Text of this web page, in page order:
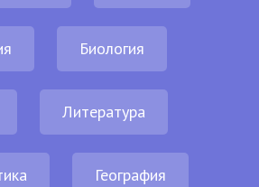
Биология
Литература
География